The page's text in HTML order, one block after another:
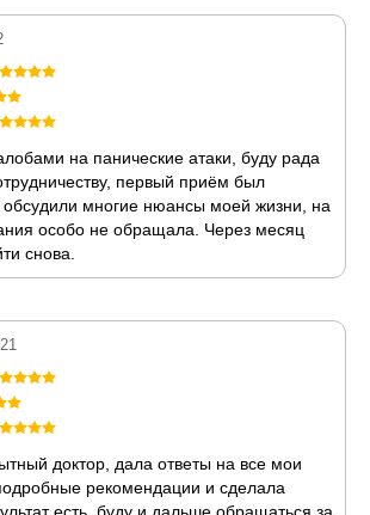
на панические атаки, буду рада
первый приём был
многие нюансы моей жизни, на
особо не обращала. Через месяц
снова.
доктор, дала ответы на все мои
рекомендации и сделала
есть, буду и дальше обращаться за